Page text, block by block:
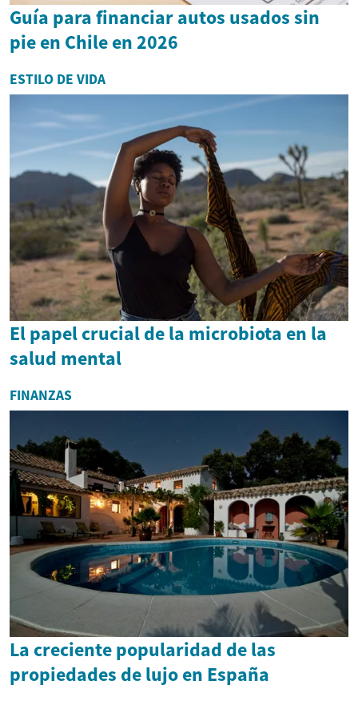
Guía para financiar autos usados sin
pie en Chile en 2026
ESTILO DE VIDA
El papel crucial de la microbiota en la
salud mental
FINANZAS
La creciente popularidad de las
propiedades de lujo en España